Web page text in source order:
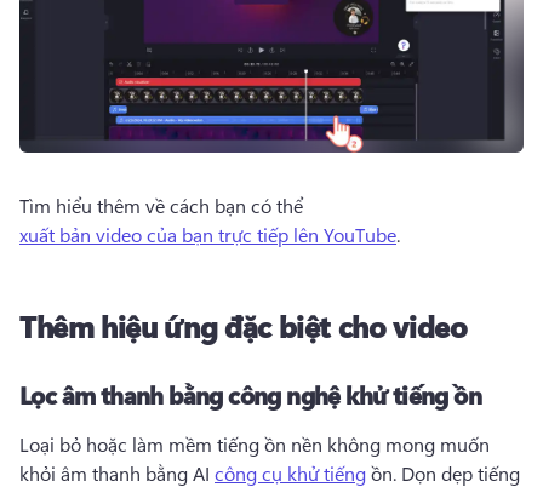
Tìm hiểu thêm về cách bạn có thể
xuất bản video của bạn trực tiếp lên YouTube.
Thêm hiệu ứng đặc biệt cho video
Lọc âm thanh bằng công nghệ khử tiếng ồn
Loại bỏ hoặc làm mềm tiếng ồn nền không mong muốn
khỏi âm thanh bằng AI công cụ khử tiếng ồn. Dọn dẹp tiếng